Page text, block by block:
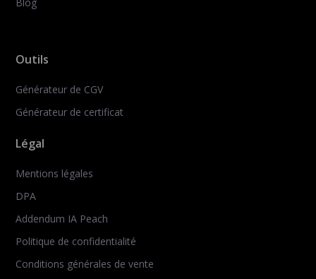
Blog
Outils
Générateur de CGV
Générateur de certificat
Légal
Mentions légales
DPA
Addendum IA Peach
Politique de confidentialité
Conditions générales de vente